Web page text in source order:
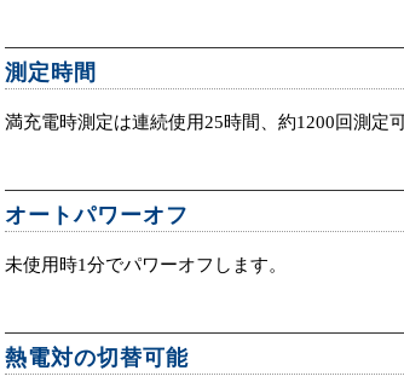
測定時間
満充電時測定は連続使用25時間、約1200回測定
オートパワーオフ
未使用時1分でパワーオフします。
熱電対の切替可能